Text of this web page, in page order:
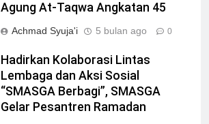
Agung At-Taqwa Angkatan 45
Achmad Syuja'i 5 bulan ago 0
Hadirkan Kolaborasi Lintas
Lembaga dan Aksi Sosial
“SMASGA Berbagi”, SMASGA
Gelar Pesantren Ramadan